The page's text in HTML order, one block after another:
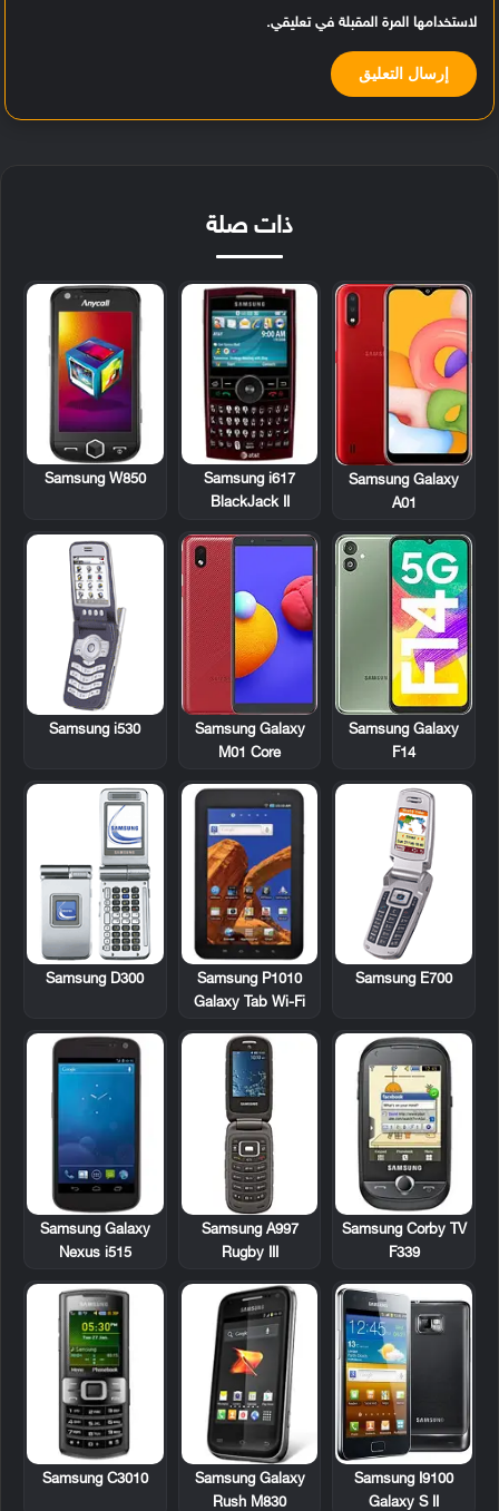
لاستخدامها المرة المقبلة في تعليقي.
ذات صلة
Samsung Galaxy
A01
Samsung i617
BlackJack II
Samsung W850
Samsung Galaxy
F14
Samsung Galaxy
M01 Core
Samsung i530
Samsung E700
Samsung P1010
Galaxy Tab Wi-Fi
Samsung D300
Samsung Corby TV
F339
Samsung A997
Rugby III
Samsung Galaxy
Nexus i515
Samsung I9100
Galaxy S II
Samsung Galaxy
Rush M830
Samsung C3010